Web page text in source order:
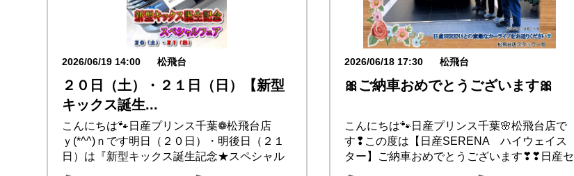
2026/06/19 14:00 松飛台
２０日（土）・２１日（日）【新型
キックス誕生...
こんにちは🐾日産プリンス千葉❁松飛台店
ｙ(*^^)ｎです明日（２０日）・明後日（２１
日）は『新型キックス誕生記念★スペシャル
2026/06/18 17:30 松飛台
🎀ご納車おめでとうございます🎀
こんにちは🐾日産プリンス千葉🌸松飛台店で
す❢この度は【日産SERENA ハイウェイス
ター】ご納車おめでとうございます❣❣日産セ